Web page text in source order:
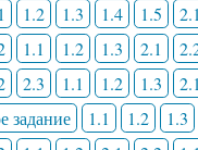
1.2 1.3 1.4 1.5 2.1
1.1 1.2 1.3 2.1
2.3 1.1 1.2 1.3 2.1
задание
1.1 1.2 1.3